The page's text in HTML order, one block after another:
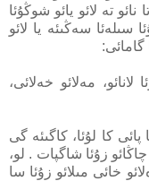
نائو تە لائو يائو شوڭۇئا
سىلەئا سەڭىئە يا لائو
گامائى:
مەلائو خەلائى،
پائى كا لۇئا، كاگىئە گى
زۇئا شاگپات . لو،
خائى مىلائو زۇئا سا